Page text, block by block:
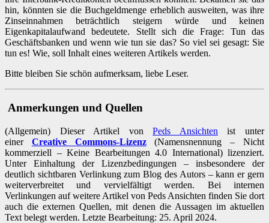
hin, könnten sie die Buchgeldmenge erheblich ausweiten, was ihre
Zinseinnahmen beträchtlich steigern würde und keinen
Eigenkapitalaufwand bedeutete. Stellt sich die Frage: Tun das
Geschäftsbanken und wenn wie tun sie das? So viel sei gesagt: Sie
tun es! Wie, soll Inhalt eines weiteren Artikels werden.
Bitte bleiben Sie schön aufmerksam, liebe Leser.
Anmerkungen und Quellen
(Allgemein) Dieser Artikel vonPeds Ansichten ist unter
einer Creative Commons-Lizenz(Namensnennung – Nicht
kommerziell – Keine Bearbeitungen 4.0 International) lizenziert.
Unter Einhaltung der Lizenzbedingungen – insbesondere der
deutlich sichtbaren Verlinkung zum Blog des Autors – kann er gern
weiterverbreitet und vervielfältigt werden. Bei internen
Verlinkungen auf weitere Artikel von Peds Ansichten finden Sie dort
auch die externen Quellen, mit denen die Aussagen im aktuellen
Text belegt werden. Letzte Bearbeitung: 25. April 2024.